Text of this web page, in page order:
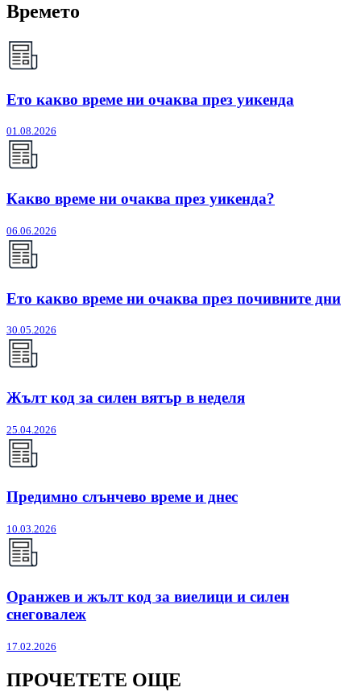
Времето
Ето какво време ни очаква през уикенда
01.08.2026
Какво време ни очаква през уикенда?
06.06.2026
Ето какво време ни очаква през почивните дни
30.05.2026
Жълт код за силен вятър в неделя
25.04.2026
Предимно слънчево време и днес
10.03.2026
Оранжев и жълт код за виелици и силен
снеговалеж
17.02.2026
ПРОЧЕТЕТЕ ОЩЕ